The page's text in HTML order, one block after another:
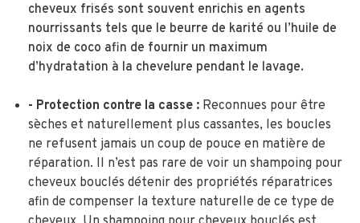
cheveux frisés sont souvent enrichis en agents
nourrissants tels que le beurre de karité ou l’huile de
noix de coco afin de fournir un maximum
d’hydratation à la chevelure pendant le lavage.
- Protection contre la casse : Reconnues pour être
sèches et naturellement plus cassantes, les boucles
ne refusent jamais un coup de pouce en matière de
réparation. Il n’est pas rare de voir un shampoing pour
cheveux bouclés détenir des propriétés réparatrices
afin de compenser la texture naturelle de ce type de